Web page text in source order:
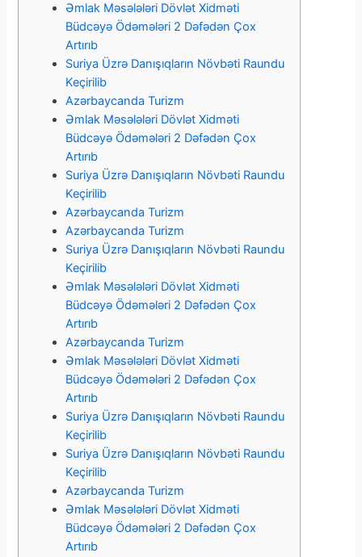
Əmlak Məsələləri Dövlət Xidməti
Büdcəyə Ödəmələri 2 Dəfədən Çox
Artırıb
Suriya Üzrə Danışıqların Növbəti Raundu
Keçirilib
Azərbaycanda Turizm
Əmlak Məsələləri Dövlət Xidməti
Büdcəyə Ödəmələri 2 Dəfədən Çox
Artırıb
Suriya Üzrə Danışıqların Növbəti Raundu
Keçirilib
Azərbaycanda Turizm
Azərbaycanda Turizm
Suriya Üzrə Danışıqların Növbəti Raundu
Keçirilib
Əmlak Məsələləri Dövlət Xidməti
Büdcəyə Ödəmələri 2 Dəfədən Çox
Artırıb
Azərbaycanda Turizm
Əmlak Məsələləri Dövlət Xidməti
Büdcəyə Ödəmələri 2 Dəfədən Çox
Artırıb
Suriya Üzrə Danışıqların Növbəti Raundu
Keçirilib
Suriya Üzrə Danışıqların Növbəti Raundu
Keçirilib
Azərbaycanda Turizm
Əmlak Məsələləri Dövlət Xidməti
Büdcəyə Ödəmələri 2 Dəfədən Çox
Artırıb